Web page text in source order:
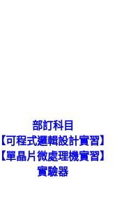
部訂科目
【可程式邏輯設計實習】
【單晶片微處理機實習】
實驗器